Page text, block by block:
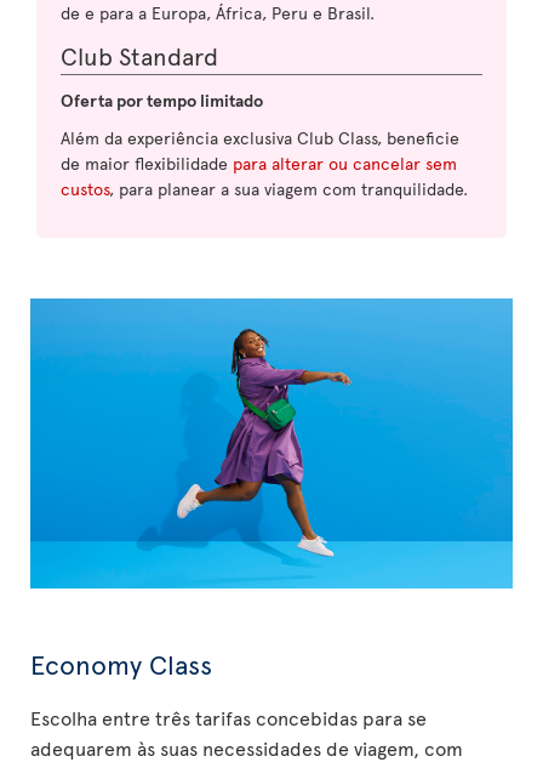
de e para a Europa, África, Peru e Brasil.
Club Standard
Oferta por tempo limitado
Além da experiência exclusiva Club Class, beneficie
de maior flexibilidade para alterar ou cancelar sem
custos, para planear a sua viagem com tranquilidade.
Economy Class
Escolha entre três tarifas concebidas para se
adequarem às suas necessidades de viagem, com